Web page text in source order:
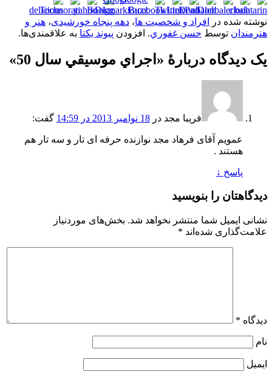
نوشته شده در افراد و شخصیت ها، دهه پنجاه خورشیدی، هنر و
هنرمندان توسط حسن غفوري. افزودن پیوند یکتا به علاقمندی‌ها.
یک دیدگاه دربارهٔ « اجراي موسيقي سال 50 »
فریبا مجد در 18 نوامبر 2013 در 14:59 گفت:
عمویم آقای فرهاد مجد نوازنده حرفه ای تار و سه تار هم
هستند .
پاسخ ↓
دیدگاهتان را بنویسید
نشانی ایمیل شما منتشر نخواهد شد. بخش‌های موردنیاز
علامت‌گذاری شده‌اند *
دیدگاه *
نام
ایمیل